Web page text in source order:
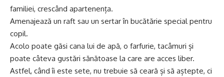
familiei, crescând apartenența.
Amenajează un raft sau un sertar în bucătărie special pentru
copil.
Acolo poate găsi cana lui de apă, o farfurie, tacâmuri și
poate câteva gustări sănătoase la care are acces liber.
Astfel, când îi este sete, nu trebuie să ceară și să aștepte, ci